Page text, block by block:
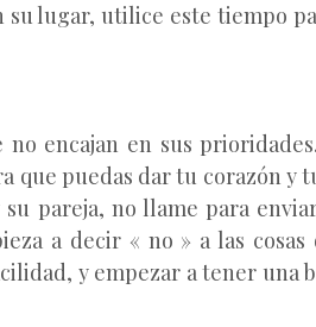
su lugar, utilice este tiempo
encajan en sus
puedas dar tu corazón y
pareja, no llame para
a decir « no » a las
y empezar a tener una